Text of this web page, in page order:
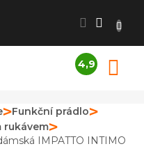
4,9
obchodu
je
z
Funkční prádlo
rukávem
IMPATTO INTIMO